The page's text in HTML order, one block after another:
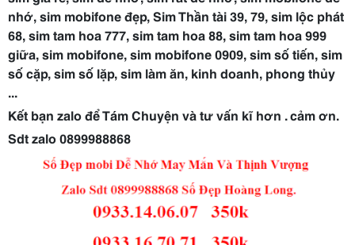
nhớ, sim mobifone đẹp, Sim Thần tài 39, 79, sim lộc phát
68, sim tam hoa 777, sim tam hoa 88, sim tam hoa 999
giữa, sim mobifone, sim mobifone 0909, sim số tiến, sim
số cặp, sim số lặp, sim làm ăn, kinh doanh, phong thủy
...
Kết bạn zalo để Tám Chuyện và tư vấn kĩ hơn . cảm ơn.
Sdt zalo0899988868